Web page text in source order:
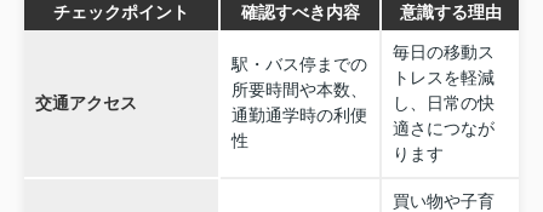
チェックポイント 確認すべき内容 意識する理由
交通アクセス
駅・バス停までの
所要時間や本数、
通勤通学時の利便
性
毎日の移動ス
トレスを軽減
し、日常の快
適さにつなが
ります
買い物や子育